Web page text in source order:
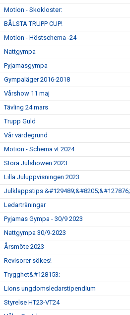
Motion - Skokloster:
BÅLSTA TRUPP CUP!
Motion - Höstschema -24
Nattgympa
Pyjamasgympa
Gympaläger 2016-2018
Vårshow 11 maj
Tävling 24 mars
Trupp Guld
Vår värdegrund
Motion - Schema vt 2024
Stora Julshowen 2023
Lilla Juluppvisningen 2023
Julklappstips &#129489;&#8205;&#127876;
Ledarträningar
Pyjamas Gympa - 30/9 2023
Nattgympa 30/9-2023
Årsmöte 2023
Revisorer sökes!
Trygghet&#128153;
Lions ungdomsledarstipendium
Styrelse HT23-VT24